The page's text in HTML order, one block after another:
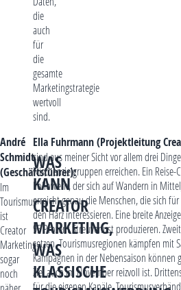
die
auch
für
die
gesamte
Marketingstrategie
wertvoll
sind.
André
Schmidt
(Geschäftsführer):
Im
Tourismus
ist
Creator
Marketing
sogar
noch
WAS
KANN
CREATOR
MARKETING,
WAS
KLASSISCHE
Ella Fuhrmann (Projektleitung
sind aus meiner Sicht vor allem drei
Nischenzielgruppen erreichen. Ein Reise-
Followern, der sich auf Wandern in
erreicht genau die Menschen, die sich
den Harz interessieren. Eine breite
95 Prozent Streuverlust produzieren.
setzen. Tourismusregionen kämpfen mit
Kampagnen in der Nebensaison können
Ziel auch im November reizvoll ist.
für die eigenen Kanäle.